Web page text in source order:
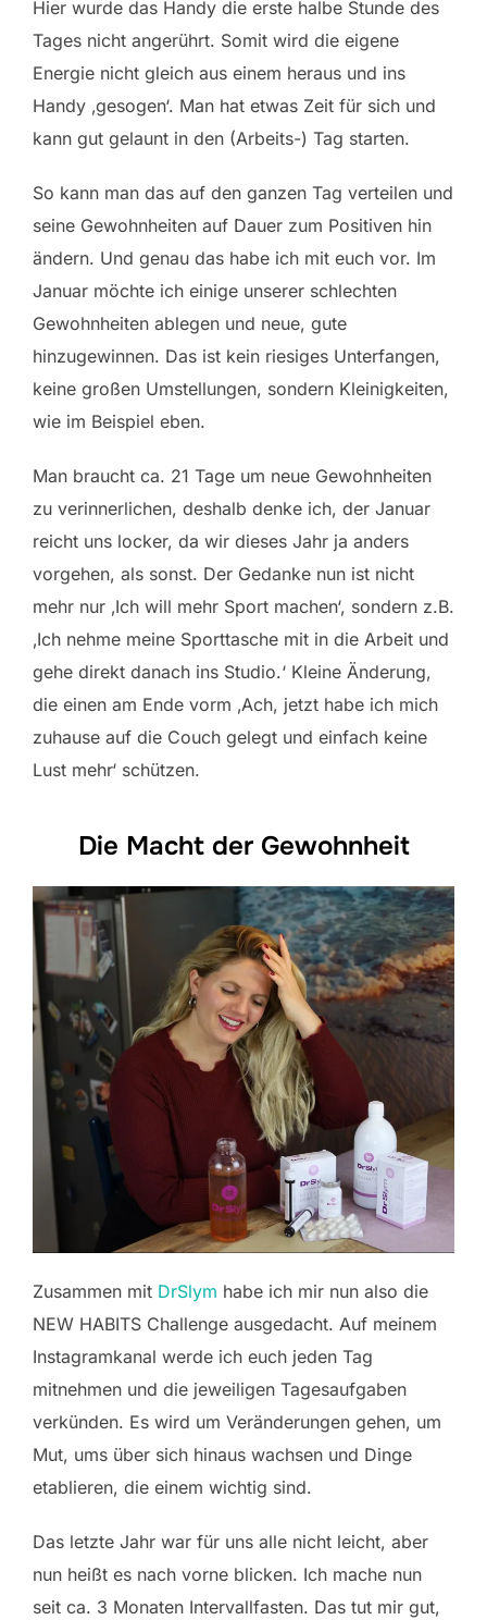
Hier wurde das Handy die erste halbe Stunde des
Tages nicht angerührt. Somit wird die eigene
Energie nicht gleich aus einem heraus und ins
Handy ‚gesogen‘. Man hat etwas Zeit für sich und
kann gut gelaunt in den (Arbeits-) Tag starten.
So kann man das auf den ganzen Tag verteilen und
seine Gewohnheiten auf Dauer zum Positiven hin
ändern. Und genau das habe ich mit euch vor. Im
Januar möchte ich einige unserer schlechten
Gewohnheiten ablegen und neue, gute
hinzugewinnen. Das ist kein riesiges Unterfangen,
keine großen Umstellungen, sondern Kleinigkeiten,
wie im Beispiel eben.
Man braucht ca. 21 Tage um neue Gewohnheiten
zu verinnerlichen, deshalb denke ich, der Januar
reicht uns locker, da wir dieses Jahr ja anders
vorgehen, als sonst. Der Gedanke nun ist nicht
mehr nur ‚Ich will mehr Sport machen‘, sondern z.B.
‚Ich nehme meine Sporttasche mit in die Arbeit und
gehe direkt danach ins Studio.‘ Kleine Änderung,
die einen am Ende vorm ‚Ach, jetzt habe ich mich
zuhause auf die Couch gelegt und einfach keine
Lust mehr‘ schützen.
Die Macht der Gewohnheit
Zusammen mit DrSlym habe ich mir nun also die
NEW HABITS Challenge ausgedacht. Auf meinem
Instagramkanal werde ich euch jeden Tag
mitnehmen und die jeweiligen Tagesaufgaben
verkünden. Es wird um Veränderungen gehen, um
Mut, ums über sich hinaus wachsen und Dinge
etablieren, die einem wichtig sind.
Das letzte Jahr war für uns alle nicht leicht, aber
nun heißt es nach vorne blicken. Ich mache nun
seit ca. 3 Monaten Intervallfasten. Das tut mir gut,